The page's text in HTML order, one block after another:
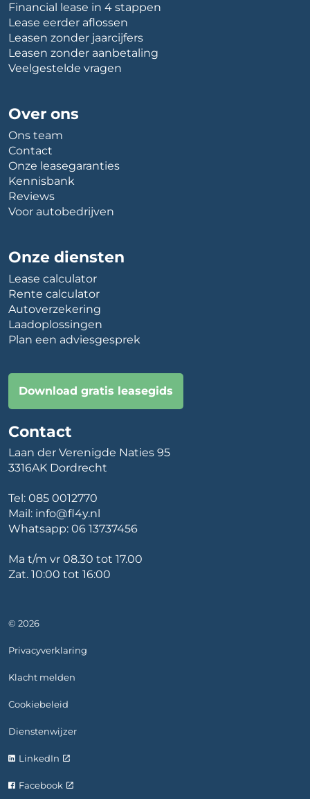
Financial lease in 4 stappen
Lease eerder aflossen
Leasen zonder jaarcijfers
Leasen zonder aanbetaling
Veelgestelde vragen
Over ons
Ons team
Contact
Onze leasegaranties
Kennisbank
Reviews
Voor autobedrijven
Onze diensten
Lease calculator
Rente calculator
Autoverzekering
Laadoplossingen
Plan een adviesgesprek
Download gratis leasegids
Contact
Laan der Verenigde Naties 95
3316AK Dordrecht
Tel: 085 0012770
Mail: info@fl4y.nl
Whatsapp: 06 13737456
Ma t/m vr 08.30 tot 17.00
Zat. 10:00 tot 16:00
© 2026
Privacyverklaring
Klacht melden
Cookiebeleid
Dienstenwijzer
LinkedIn
Facebook